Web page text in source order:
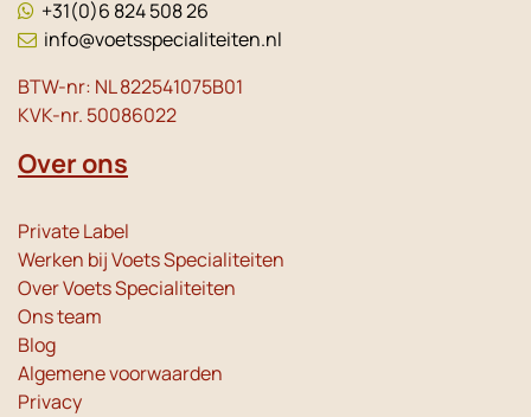
+31(0)6 824 508 26
info@voetsspecialiteiten.nl
BTW-nr: NL 822541075B01
KVK-nr. 50086022
Over ons
Private Label
Werken bij Voets Specialiteiten
Over Voets Specialiteiten
Ons team
Blog
Algemene voorwaarden
Privacy